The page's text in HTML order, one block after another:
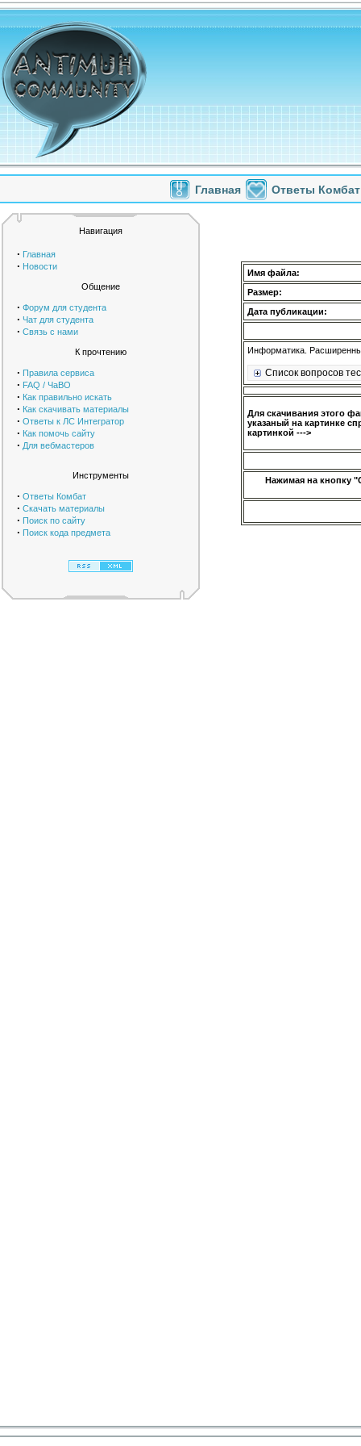
Главная Ответы Комбат
Навигация
· Главная
· Новости
Общение
· Форум для студента
· Чат для студента
· Связь с нами
К прочтению
· Правила сервиса
· FAQ / ЧаВО
· Как правильно искать
· Как скачивать материалы
· Ответы к ЛС Интегратор
· Как помочь сайту
· Для вебмастеров
Инструменты
· Ответы Комбат
· Скачать материалы
· Поиск по сайту
· Поиск кода предмета
Имя файла:
Размер:
Дата публикации:
Информатика.
Список вопросов
Для скачивания этого
указаный на картинке
картинкой --->
Нажимая на кнопку